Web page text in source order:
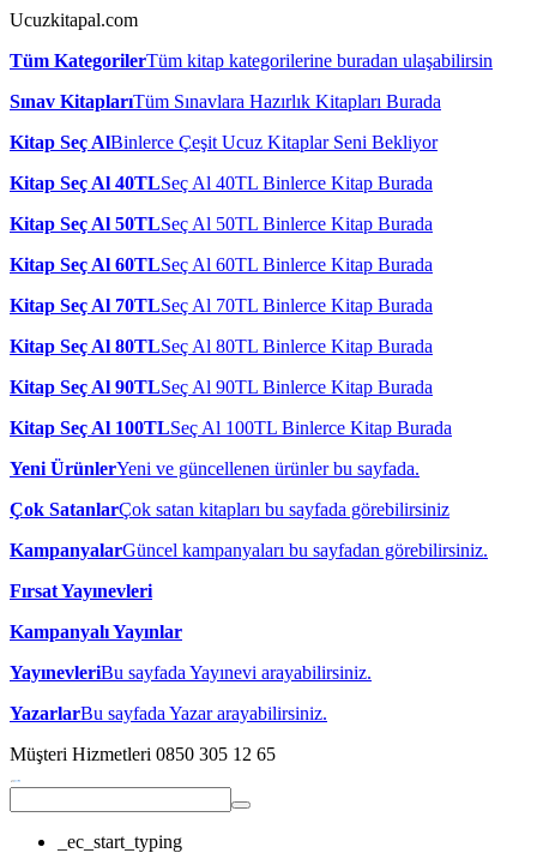
Ucuzkitapal.com
Tüm KategorilerTüm kitap kategorilerine buradan ulaşabilirsin
Sınav KitaplarıTüm Sınavlara Hazırlık Kitapları Burada
Kitap Seç AlBinlerce Çeşit Ucuz Kitaplar Seni Bekliyor
Kitap Seç Al 40TLSeç Al 40TL Binlerce Kitap Burada
Kitap Seç Al 50TLSeç Al 50TL Binlerce Kitap Burada
Kitap Seç Al 60TLSeç Al 60TL Binlerce Kitap Burada
Kitap Seç Al 70TLSeç Al 70TL Binlerce Kitap Burada
Kitap Seç Al 80TLSeç Al 80TL Binlerce Kitap Burada
Kitap Seç Al 90TLSeç Al 90TL Binlerce Kitap Burada
Kitap Seç Al 100TLSeç Al 100TL Binlerce Kitap Burada
Yeni ÜrünlerYeni ve güncellenen ürünler bu sayfada.
Çok SatanlarÇok satan kitapları bu sayfada görebilirsiniz
KampanyalarGüncel kampanyaları bu sayfadan görebilirsiniz.
Fırsat Yayınevleri
Kampanyalı Yayınlar
YayınevleriBu sayfada Yayınevi arayabilirsiniz.
YazarlarBu sayfada Yazar arayabilirsiniz.
Müşteri Hizmetleri 0850 305 12 65
_ec_start_typing